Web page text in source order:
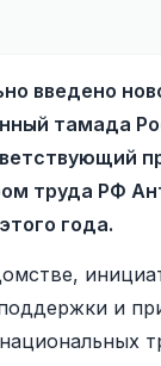
введено
тамада
труда РФ
года.
и